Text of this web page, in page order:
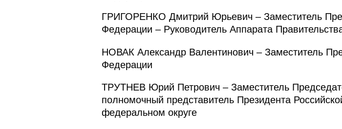
ГРИГОРЕНКО Дмитрий Юрьевич – Заместитель
Федерации – Руководитель Аппарата
НОВАК Александр Валентинович – Заместитель
Федерации
ТРУТНЕВ Юрий Петрович – Заместитель
полномочный представитель Президента
федеральном округе